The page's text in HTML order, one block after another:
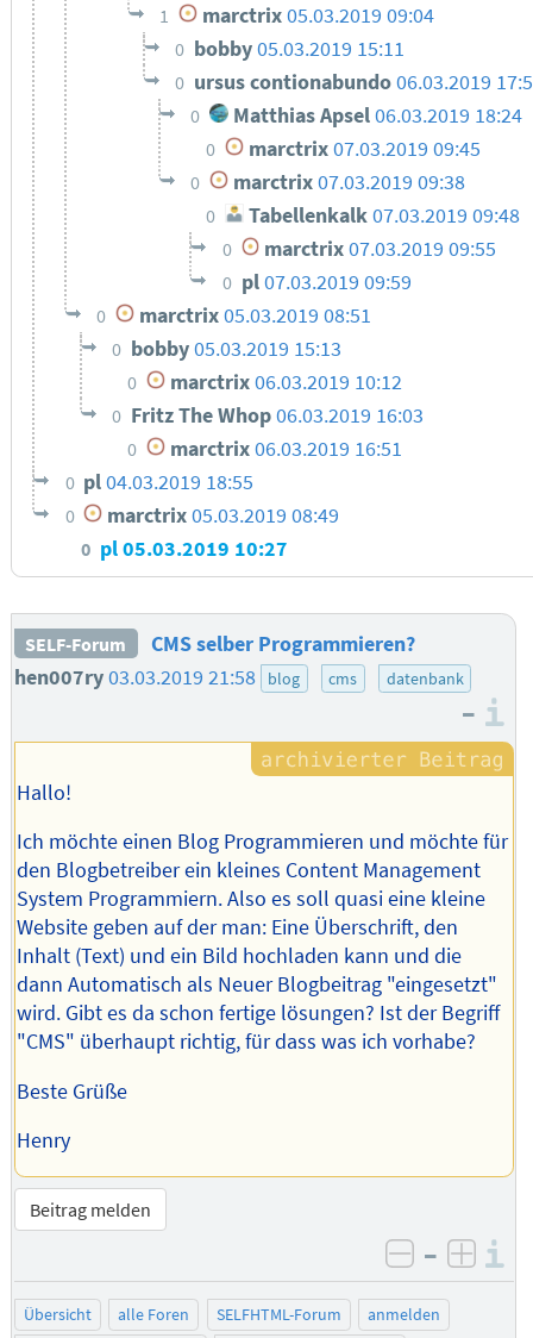
1 marctrix 05.03.2019 09:04
0 bobby05.03.2019 15:11
0 ursus contionabundo06.03.2019
0 Matthias Apsel06.03.2019 18:24
0 marctrix07.03.2019 09:45
0 marctrix07.03.2019 09:38
0 Tabellenkalk07.03.2019 09:48
0 marctrix07.03.2019 09:55
0 pl07.03.2019 09:59
0 marctrix05.03.2019 08:51
0 bobby05.03.2019 15:13
0 marctrix06.03.2019 10:12
0 Fritz The Whop06.03.2019 16:03
0 marctrix06.03.2019 16:51
0 pl04.03.2019 18:55
0 marctrix05.03.2019 08:49
0 pl05.03.2019 10:27
SELF-Forum
CMS selber Programmieren?
hen007ry03.03.2019 21:58 blog cms datenbank
–
Hallo!
Ich möchte einen Blog Programmieren und möchte für
den Blogbetreiber ein kleines Content Management
System Programmiern. Also es soll quasi eine kleine
Website geben auf der man: Eine Überschrift, den
Inhalt (Text) und ein Bild hochladen kann und die
dann Automatisch als Neuer Blogbeitrag "eingesetzt"
wird. Gibt es da schon fertige lösungen? Ist der Begriff
"CMS" überhaupt richtig, für dass was ich vorhabe?
Beste Grüße
Henry
Beitrag melden
negativ
–
Übersicht alle Foren SELFHTML-Forum
anmelden